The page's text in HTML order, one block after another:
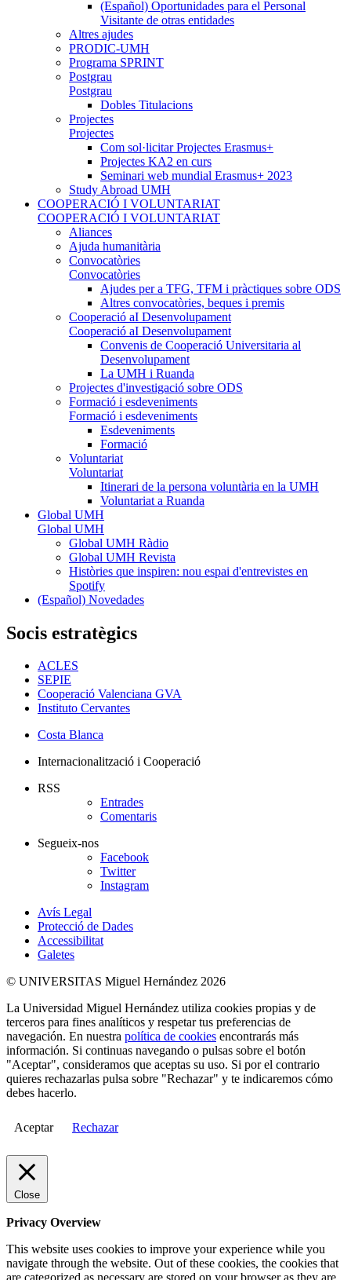
(Español) Oportunidades para el Personal
Visitante de otras entidades
Altres ajudes
PRODIC-UMH
Programa SPRINT
Postgrau
Postgrau
Dobles Titulacions
Projectes
Projectes
Com sol·licitar Projectes Erasmus+
Projectes KA2 en curs
Seminari web mundial Erasmus+ 2023
Study Abroad UMH
COOPERACIÓ I VOLUNTARIAT
COOPERACIÓ I VOLUNTARIAT
Aliances
Ajuda humanitària
Convocatòries
Convocatòries
Ajudes per a TFG, TFM i pràctiques sobre ODS
Altres convocatòries, beques i premis
Cooperació aI Desenvolupament
Cooperació aI Desenvolupament
Convenis de Cooperació Universitaria al
Desenvolupament
La UMH i Ruanda
Projectes d'investigació sobre ODS
Formació i esdeveniments
Formació i esdeveniments
Esdeveniments
Formació
Voluntariat
Voluntariat
Itinerari de la persona voluntària en la UMH
Voluntariat a Ruanda
Global UMH
Global UMH
Global UMH Ràdio
Global UMH Revista
Històries que inspiren: nou espai d'entrevistes en
Spotify
(Español) Novedades
Socis estratègics
ACLES
SEPIE
Cooperació Valenciana GVA
Instituto Cervantes
Costa Blanca
Internacionalització i Cooperació
RSS
Entrades
Comentaris
Segueix-nos
Facebook
Twitter
Instagram
Avís Legal
Protecció de Dades
Accessibilitat
Galetes
© UNIVERSITAS Miguel Hernández 2026
La Universidad Miguel Hernández utiliza cookies propias y de
terceros para fines analíticos y respetar tus preferencias de
navegación. En nuestra política de cookies encontrarás más
información. Si continuas navegando o pulsas sobre el botón
"Aceptar", consideramos que aceptas su uso. Si por el contrario
quieres rechazarlas pulsa sobre "Rechazar" y te indicaremos cómo
debes hacerlo.
Aceptar Rechazar
Close
Privacy Overview
This website uses cookies to improve your experience while you
navigate through the website. Out of these cookies, the cookies that